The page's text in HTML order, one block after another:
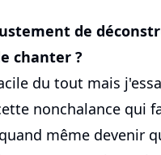
de
chanter ?
du tout mais
nonchalance qui
même devenir